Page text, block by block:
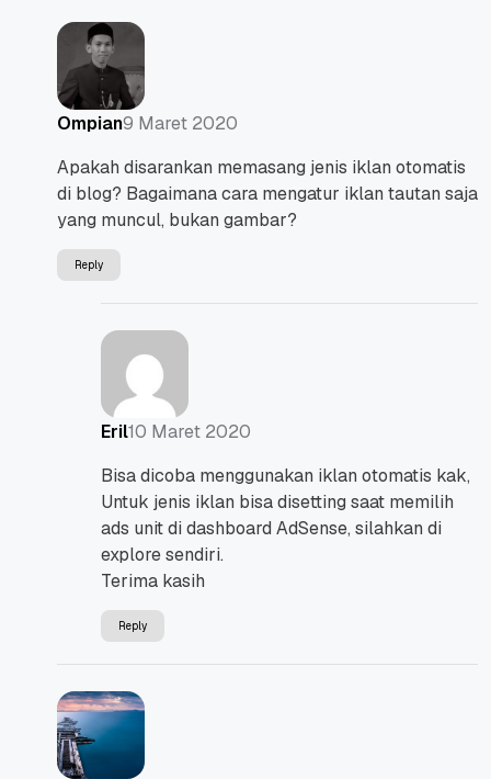
Ompian9 Maret 2020
Apakah disarankan memasang jenis iklan otomatis
di blog? Bagaimana cara mengatur iklan tautan saja
yang muncul, bukan gambar?
Reply
Eril10 Maret 2020
Bisa dicoba menggunakan iklan otomatis kak,
Untuk jenis iklan bisa disetting saat memilih
ads unit di dashboard AdSense, silahkan di
explore sendiri.
Terima kasih
Reply